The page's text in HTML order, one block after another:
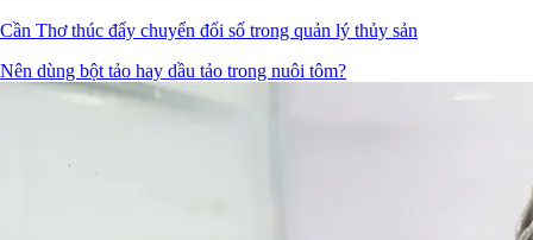
Cần Thơ thúc đẩy chuyển đổi số trong quản lý thủy sản
Nên dùng bột tảo hay dầu tảo trong nuôi tôm?